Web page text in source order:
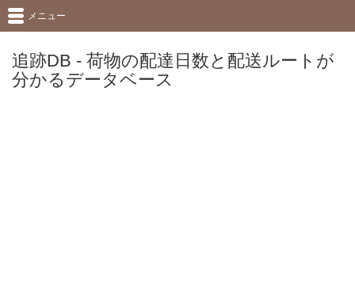
追跡DB - 荷物の配達日数と配送ルートが
分かるデータベース
メニュー